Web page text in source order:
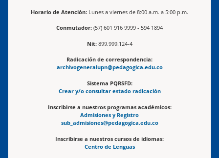
Horario de Atención: Lunes a viernes de 8:00 a.m. a 5:00 p.m.
Conmutador: (57) 601 916 9999 - 594 1894
Nit:899.999.124-4
Radicación de correspondencia:
archivogeneralupn@pedagogica.edu.co
Sistema PQRSFD:
Crear y/o consultar estado radicación
Inscribirse a nuestros programas académicos:
Admisiones y Registro
sub_admisiones@pedagogica.edu.co
Inscribirse a nuestros cursos de idiomas:
Centro de Lenguas